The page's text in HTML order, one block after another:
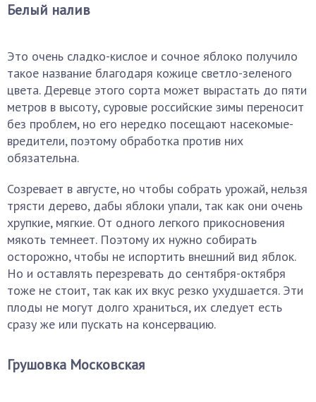
Белый налив
Это очень сладко-кислое и сочное яблоко получило
такое название благодаря кожице светло-зеленого
цвета. Деревце этого сорта может вырастать до пяти
метров в высоту, суровые российские зимы переносит
без проблем, но его нередко посещают насекомые-
вредители, поэтому обработка против них
обязательна.
Созревает в августе, но чтобы собрать урожай, нельзя
трясти дерево, дабы яблоки упали, так как они очень
хрупкие, мягкие. От одного легкого прикосновения
мякоть темнеет. Поэтому их нужно собирать
осторожно, чтобы не испортить внешний вид яблок.
Но и оставлять перезревать до сентября-октября
тоже не стоит, так как их вкус резко ухудшается. Эти
плоды не могут долго храниться, их следует есть
сразу же или пускать на консервацию.
Грушовка Московская